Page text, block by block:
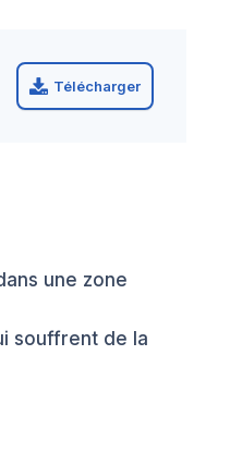
Télécharger
une zone
souffrent de la